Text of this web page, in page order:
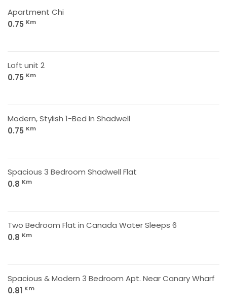
Apartment Chi
0.75 Km
Loft unit 2
0.75 Km
Modern, Stylish 1-Bed In Shadwell
0.75 Km
Spacious 3 Bedroom Shadwell Flat
0.8 Km
Two Bedroom Flat in Canada Water Sleeps 6
0.8 Km
Spacious & Modern 3 Bedroom Apt. Near Canary Wharf
0.81 Km